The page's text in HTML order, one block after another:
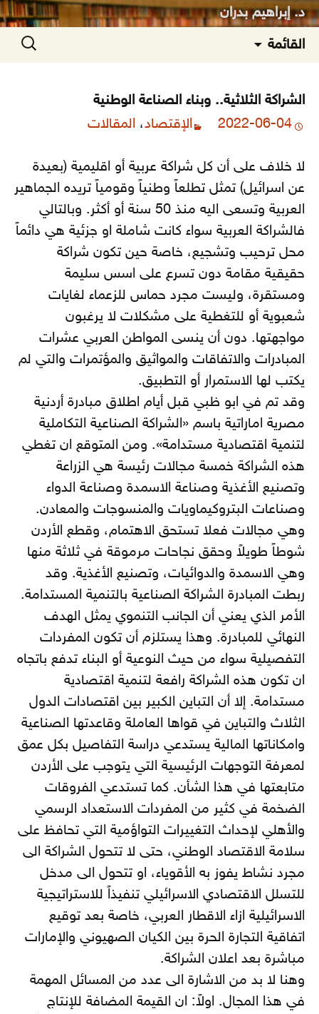
د. إبراهيم بدران
القائمة
إلى
البحث
عن:
الشراكة الثلاثية.. وبناء الصناعة الوطنية
2022-06-04
الإقتصاد، المقالات
لا خلاف على أن كل شراكة عربية أو اقليمية (بعيدة
عن اسرائيل) تمثل تطلعاً وطنياً وقومياً تريده الجماهير
العربية وتسعى اليه منذ 50 سنة أو أكثر. وبالتالي
فالشراكة العربية سواء كانت شاملة او جزئية هي دائماً
محل ترحيب وتشجيع، خاصة حين تكون شراكة
حقيقية مقامة دون تسرع على اسس سليمة
ومستقرة، وليست مجرد حماس للزعماء لغايات
شعبوية أو للتغطية على مشكلات لا يرغبون
مواجهتها. دون أن ينسى المواطن العربي عشرات
المبادرات والاتفاقات والمواثيق والمؤتمرات والتي لم
يكتب لها الاستمرار أو التطبيق.
وقد تم في ابو ظبي قبل أيام اطلاق مبادرة أردنية
مصرية اماراتية باسم «الشراكة الصناعية التكاملية
لتنمية اقتصادية مستدامة». ومن المتوقع ان تغطي
هذه الشراكة خمسة مجالات رئيسة هي الزراعة
وتصنيع الأغذية وصناعة الاسمدة وصناعة الدواء
وصناعات البتروكيماويات والمنسوجات والمعادن.
وهي مجالات فعلا تستحق الاهتمام، وقطع الأردن
شوطاً طويلاً وحقق نجاحات مرموقة في ثلاثة منها
وهي الاسمدة والدوائيات، وتصنيع الأغذية. وقد
ربطت المبادرة الشراكة الصناعية بالتنمية المستدامة.
الأمر الذي يعني أن الجانب التنموي يمثل الهدف
النهائي للمبادرة. وهذا يستلزم أن تكون المفردات
التفصيلية سواء من حيث النوعية أو البناء تدفع باتجاه
ان تكون هذه الشراكة رافعة لتنمية اقتصادية
مستدامة. إلا أن التباين الكبير بين اقتصادات الدول
الثلاث والتباين في قواها العاملة وقاعدتها الصناعية
وامكاناتها المالية يستدعي دراسة التفاصيل بكل عمق
لمعرفة التوجهات الرئيسية التي يتوجب على الأردن
متابعتها في هذا الشأن. كما تستدعي الفروقات
الضخمة في كثير من المفردات الاستعداد الرسمي
والأهلي لإحداث التغييرات التواؤمية التي تحافظ على
سلامة الاقتصاد الوطني، حتى لا تتحول الشراكة الى
مجرد نشاط يفوز به الأقوياء، او تتحول الى مدخل
للتسلل الاقتصادي الاسرائيلي تنفيذاً للاستراتيجية
الاسرائيلية ازاء الاقطار العربي، خاصة بعد توقيع
اتفاقية التجارة الحرة بين الكيان الصهيوني والإمارات
مباشرة بعد اعلان الشراكة.
وهنا لا بد من الاشارة الى عدد من المسائل المهمة
في هذا المجال. اولاً: ان القيمة المضافة للإنتاج